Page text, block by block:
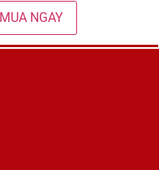
MUA NGAY